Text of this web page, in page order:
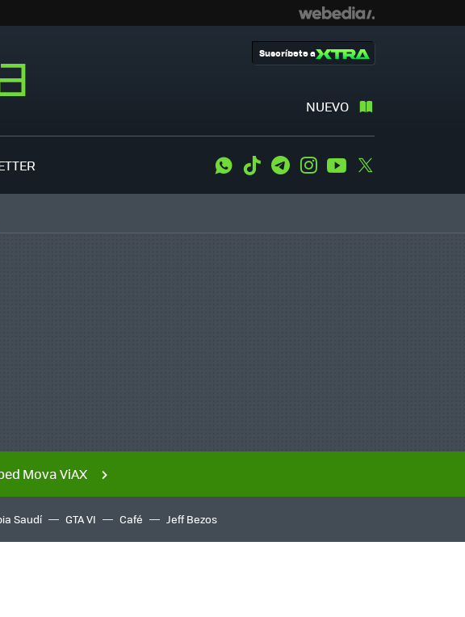
NUEVO
Suscríbete a
WhatsApp
Tiktok TelegramInstagramYoutube
Mova ViAX
Saudí GTA VI Café Jeff Bezos